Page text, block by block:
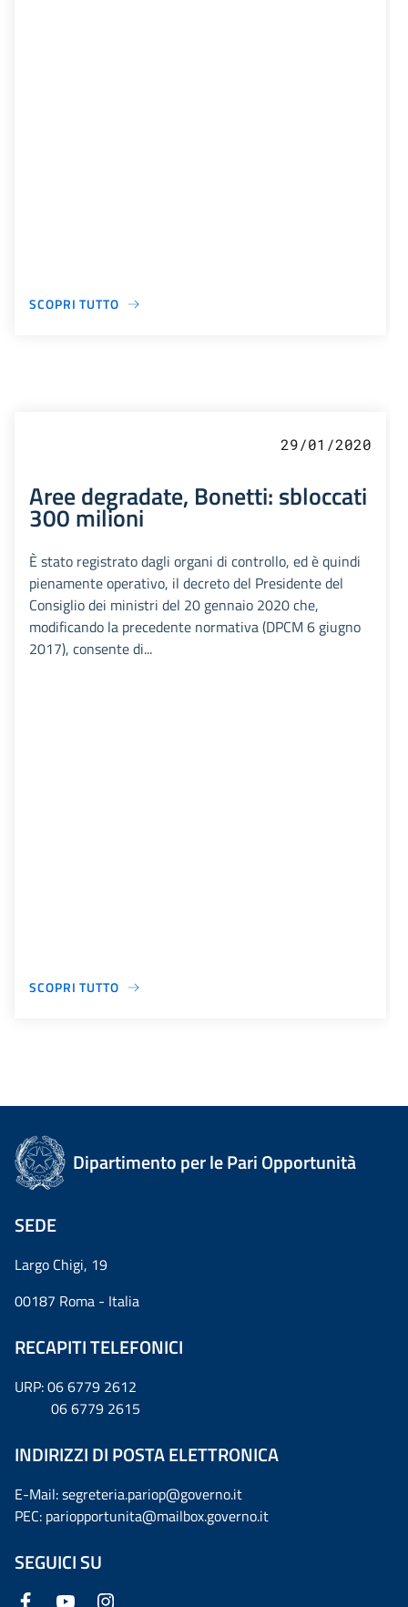
SCOPRI TUTTO
29/01/2020
Aree degradate, Bonetti: sbloccati
300 milioni
È stato registrato dagli organi di controllo, ed è quindi
pienamente operativo, il decreto del Presidente del
Consiglio dei ministri del 20 gennaio 2020 che,
modificando la precedente normativa (DPCM 6 giugno
2017), consente di...
SCOPRI TUTTO
Dipartimento per le Pari Opportunità
SEDE
Largo Chigi, 19
00187 Roma - Italia
RECAPITI TELEFONICI
URP: 06 6779 2612
06 6779 2615
INDIRIZZI DI POSTA ELETTRONICA
E-Mail: segreteria.pariop@governo.it
PEC: pariopportunita@mailbox.governo.it
SEGUICI SU